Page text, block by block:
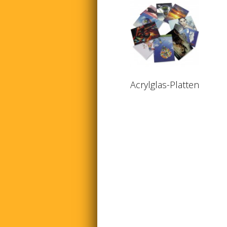
Acrylglas-Platten